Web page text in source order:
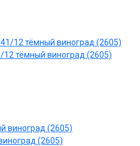
тёмный виноград (2605)
(2605)